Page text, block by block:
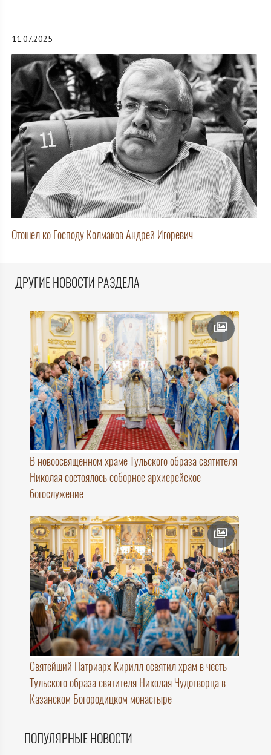
11.07.2025
Отошел ко Господу Колмаков Андрей Игоревич
ДРУГИЕ НОВОСТИ РАЗДЕЛА
В новоосвященном храме Тульского образа святителя
Николая состоялось соборное архиерейское
богослужение
Святейший Патриарх Кирилл освятил храм в честь
Тульского образа святителя Николая Чудотворца в
Казанском Богородицком монастыре
ПОПУЛЯРНЫЕ НОВОСТИ